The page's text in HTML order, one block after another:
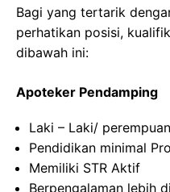
Bagi yang tertarik
perhatikan posisi,
dibawah ini:
Apoteker Pendamping
Laki – Laki/
Pendidikan minimal
Memiliki STR Aktif
Berpengalaman lebih